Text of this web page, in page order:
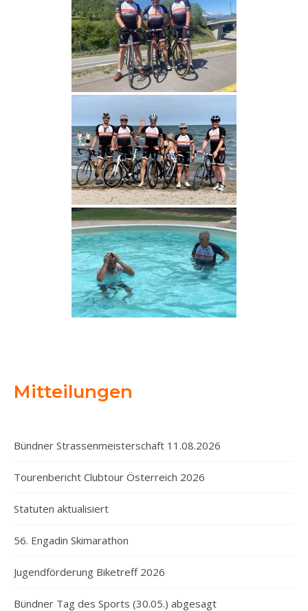
Mitteilungen
Bündner Strassenmeisterschaft 11.08.2026
Tourenbericht Clubtour Österreich 2026
Statuten aktualisiert
56. Engadin Skimarathon
Jugendförderung Biketreff 2026
Bündner Tag des Sports (30.05.) abgesagt